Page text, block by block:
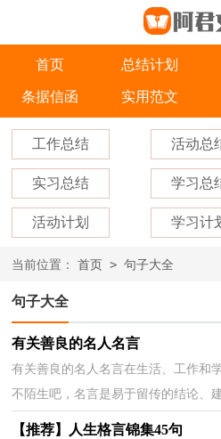
首页 总结计划
条据信函 实用范文
工作总结 活动总
实习总结 学习总
活动计划 学习计
当前位置： 首页 > 句子大全
句子大全
有关善良的名人名言
有关善良的名人名言在生活、工作和
不陌生吧，名言是易于留传的结论、
那些被广泛运用的名言都是什么样子
【推荐】人生格言锦集45句